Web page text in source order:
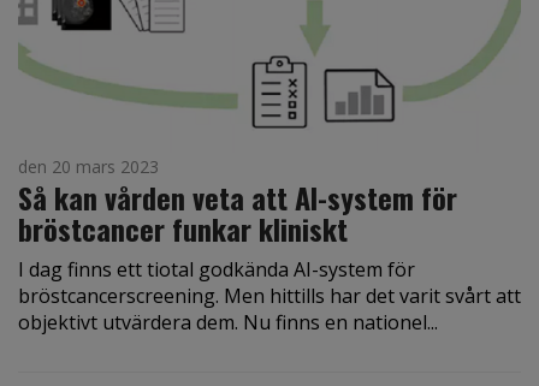
den 20 mars 2023
Så kan vården veta att AI-system för
bröstcancer funkar kliniskt
I dag finns ett tiotal godkända AI-system för
bröstcancerscreening. Men hittills har det varit svårt att
objektivt utvärdera dem. Nu finns en nationel...